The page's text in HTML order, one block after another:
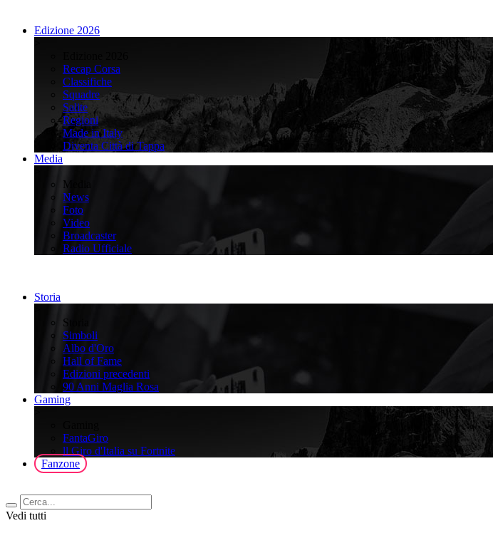
Edizione 2026
Recap Corsa
Classifiche
Squadre
Salite
Regioni
Made in Italy
Diventa Città di Tappa
Media
Media
News
Foto
Video
Broadcaster
Radio Ufficiale
Storia
Storia
Simboli
Albo d'Oro
Hall of Fame
Edizioni precedenti
90 Anni Maglia Rosa
Gaming
FantaGiro
ll Giro d'Italia su Fortnite
Fanzone
Vedi tutti